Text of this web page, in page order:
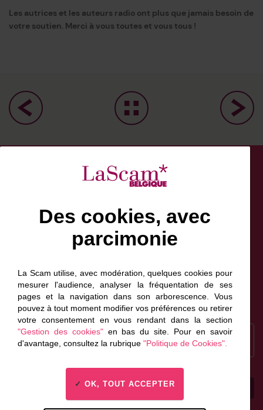
Les autrices et les auteurs radio ont plus que jamais besoin de
votre soutien. Merci à vous toutes et vous tous !
BlueskyLinkedin
Instagram
NewsLetter
Scam Canada
Recrutement
Inscrivez-vous à la
newsletter
Espace presse Contactez-nous
Des cookies, avec
parcimonie
La Scam utilise, avec modération, quelques cookies pour
mesurer l'audience, analyser la fréquentation de ses
pages et la navigation dans son arborescence. Vous
pouvez à tout moment modifier vos préférences ou retirer
votre consentement en vous rendant dans la section
"Gestion des cookies"en bas du site. Pour en savoir
d'avantage, consultez la rubrique "Politique de Cookies".
OK, TOUT ACCEPTER